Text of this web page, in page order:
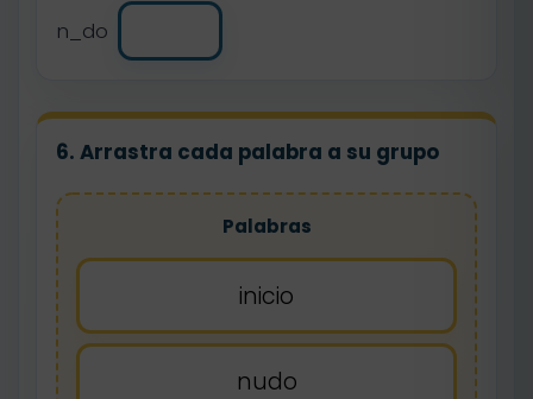
n_do
6. Arrastra cada palabra a su grupo
Palabras
inicio
nudo